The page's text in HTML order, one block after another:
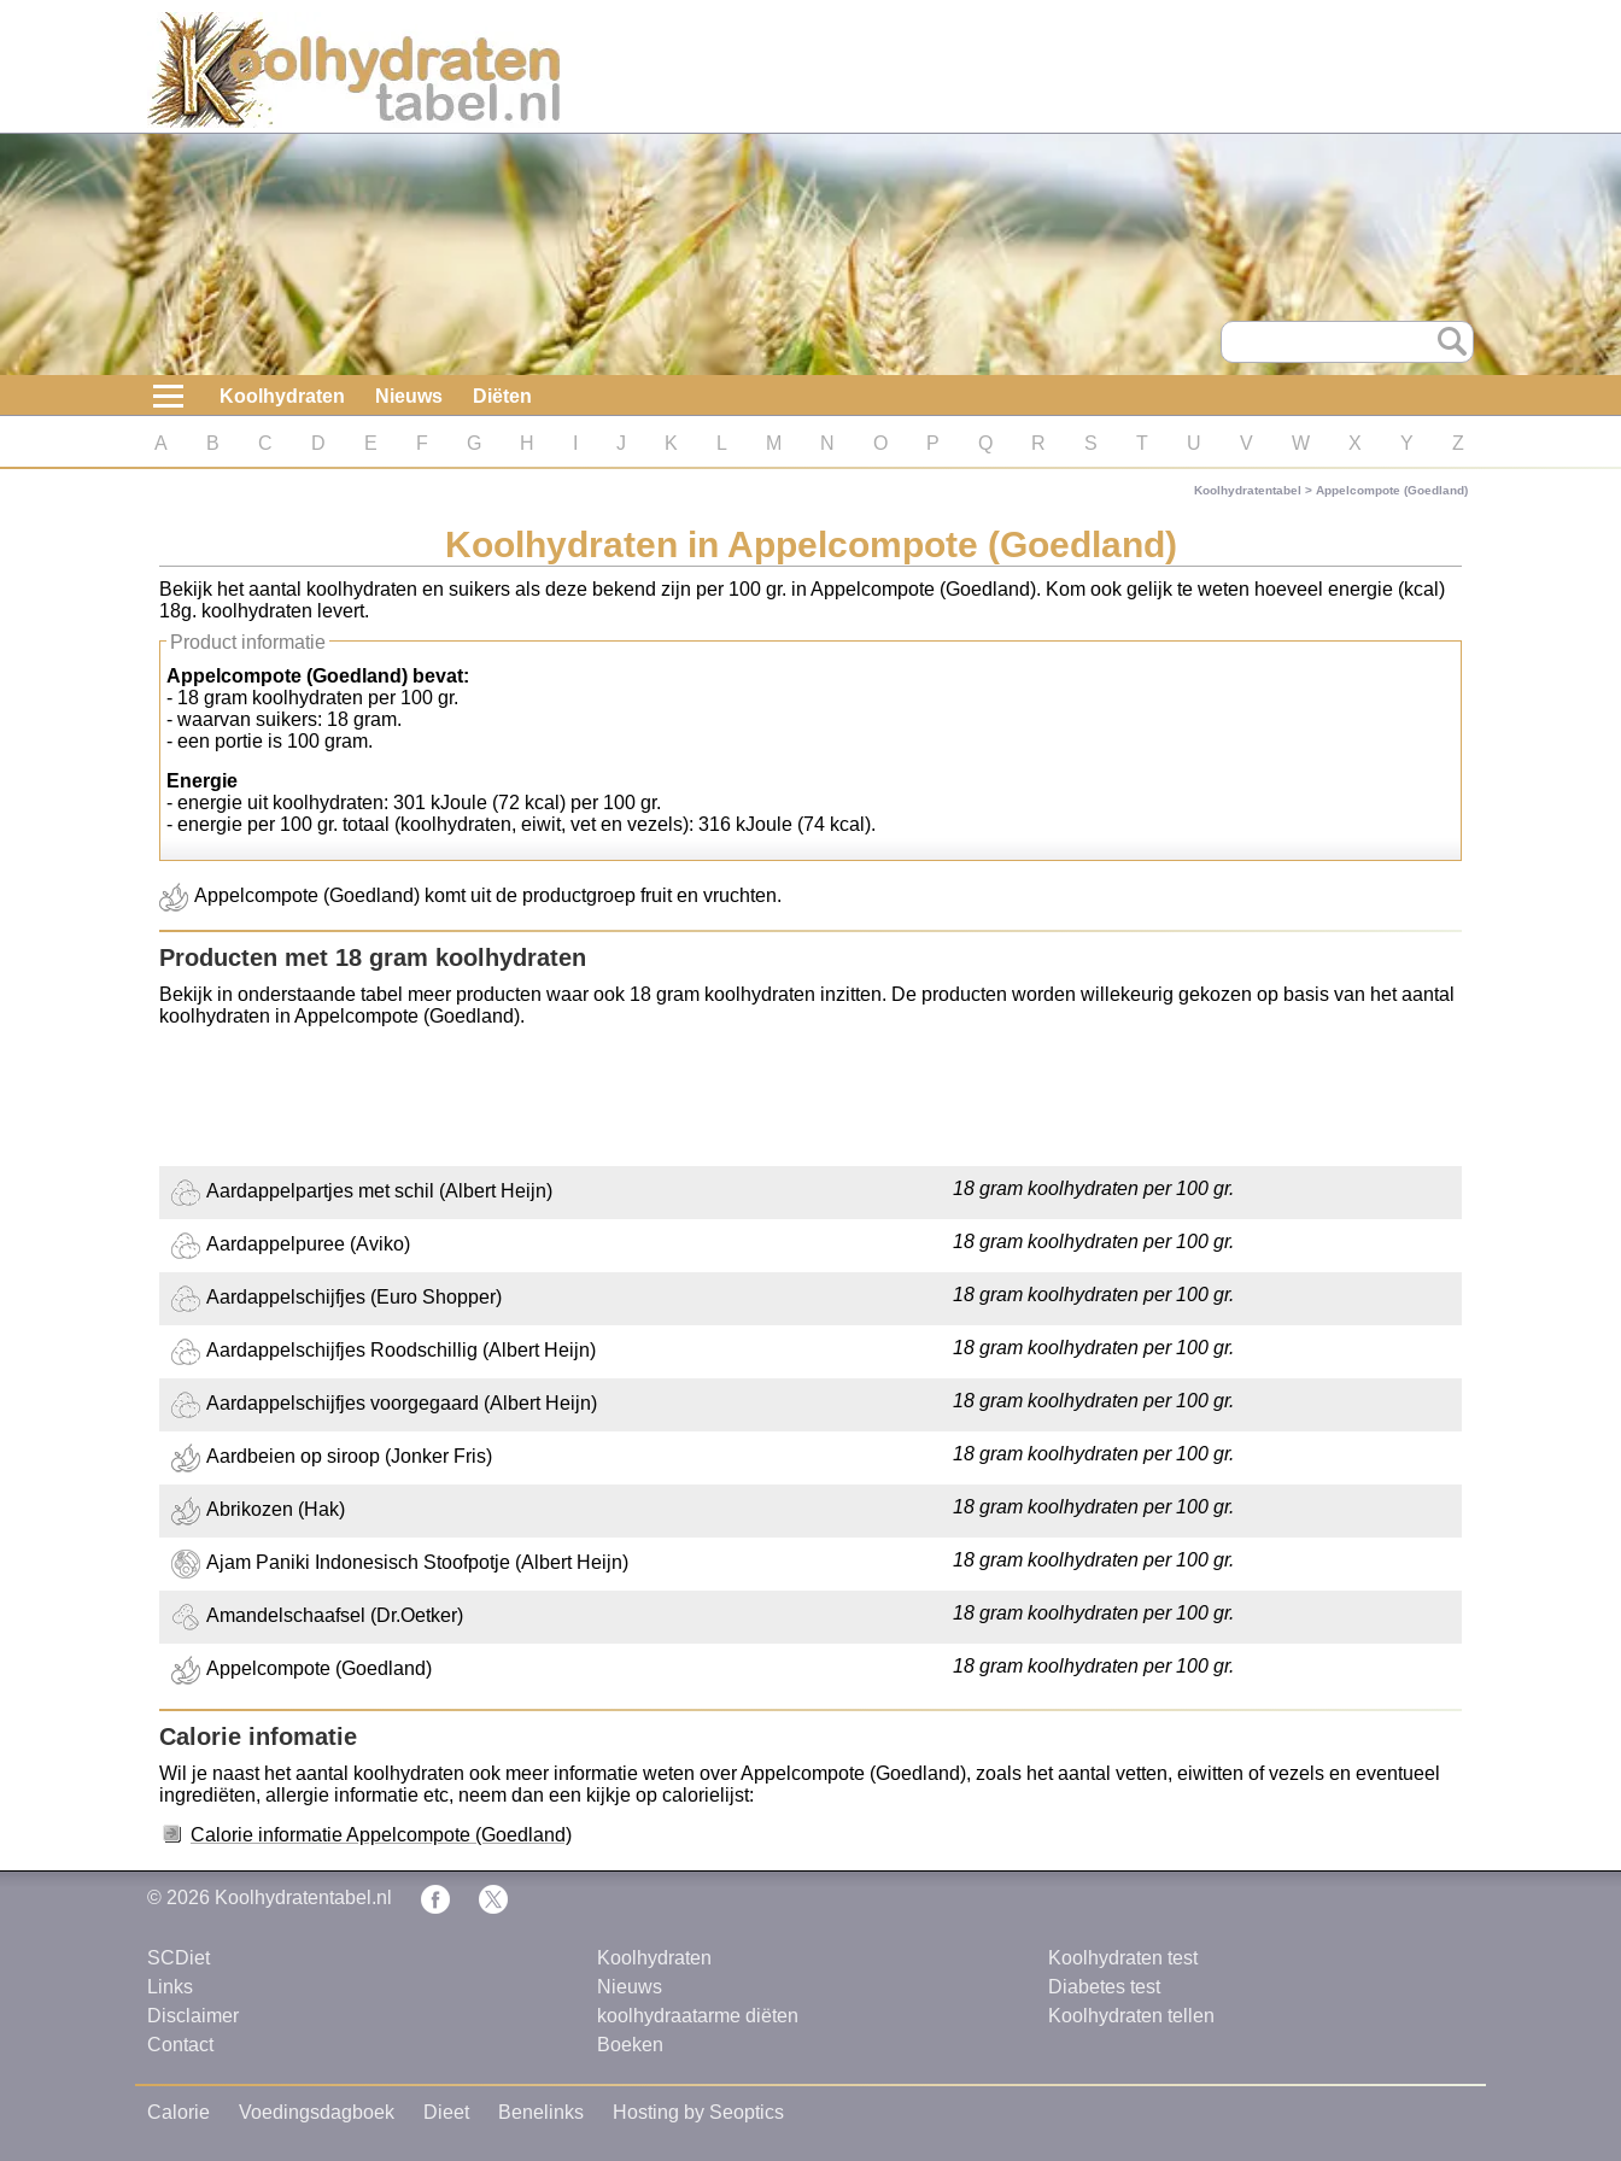
Koolhydraten
Nieuws
Koolhydraatarme diëten
Boeken
koolhydraatarme diëten
Diabetes test
Koolhydraten tellen
Koolhydraten Nieuws Diëten
A B C D E F G H J K M N O P Q R S T U V W X Y Z
Koolhydratentabel > Appelcompote (Goedland)
Koolhydraten in Appelcompote (Goedland)
Bekijk het aantal koolhydraten en suikers als deze bekend zijn per 100 gr. in Appelcompote (Goedland). Kom ook gelijk te weten hoeveel energie (kcal)
18g. koolhydraten levert.
Product informatie
Appelcompote (Goedland) bevat:
- 18 gram koolhydraten per 100 gr.
- waarvan suikers: 18 gram.
- een portie is 100 gram.
Energie
- energie uit koolhydraten: 301 kJoule (72 kcal) per 100 gr.
- energie per 100 gr. totaal (koolhydraten, eiwit, vet en vezels): 316 kJoule (74 kcal).
Appelcompote (Goedland) komt uit de productgroep fruit en vruchten.
Producten met 18 gram koolhydraten
Bekijk in onderstaande tabel meer producten waar ook 18 gram koolhydraten inzitten. De producten worden willekeurig gekozen op basis van het aantal
koolhydraten in Appelcompote (Goedland).
Aardappelpartjes met schil (Albert Heijn) 18 gram koolhydraten per 100 gr.
Aardappelpuree (Aviko) 18 gram koolhydraten per 100 gr.
Aardappelschijfjes (Euro Shopper) 18 gram koolhydraten per 100 gr.
Aardappelschijfjes Roodschillig (Albert Heijn) 18 gram koolhydraten per 100 gr.
Aardappelschijfjes voorgegaard (Albert Heijn) 18 gram koolhydraten per 100 gr.
Aardbeien op siroop (Jonker Fris) 18 gram koolhydraten per 100 gr.
Abrikozen (Hak) 18 gram koolhydraten per 100 gr.
Ajam Paniki Indonesisch Stoofpotje (Albert Heijn) 18 gram koolhydraten per 100 gr.
Amandelschaafsel (Dr.Oetker) 18 gram koolhydraten per 100 gr.
Appelcompote (Goedland) 18 gram koolhydraten per 100 gr.
Calorie infomatie
Wil je naast het aantal koolhydraten ook meer informatie weten over Appelcompote (Goedland), zoals het aantal vetten, eiwitten of vezels en eventueel
ingrediëten, allergie informatie etc, neem dan een kijkje op calorielijst:
Calorie informatie Appelcompote (Goedland)
© 2026 Koolhydratentabel.nl
SCDiet
Links
Disclaimer
Contact
Koolhydraten
Nieuws
koolhydraatarme diëten
Boeken
Koolhydraten test
Diabetes test
Koolhydraten tellen
Calorie Voedingsdagboek Dieet Benelinks Hosting by Seoptics